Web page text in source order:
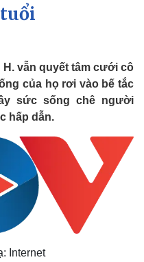
Tin 24h
Dự báo thời tiết
Việc làm
Biển đảo
vẫn quyết tâm cưới cô
của họ rơi vào bế tắc
sức sống chê người
hấp dẫn.
Internet